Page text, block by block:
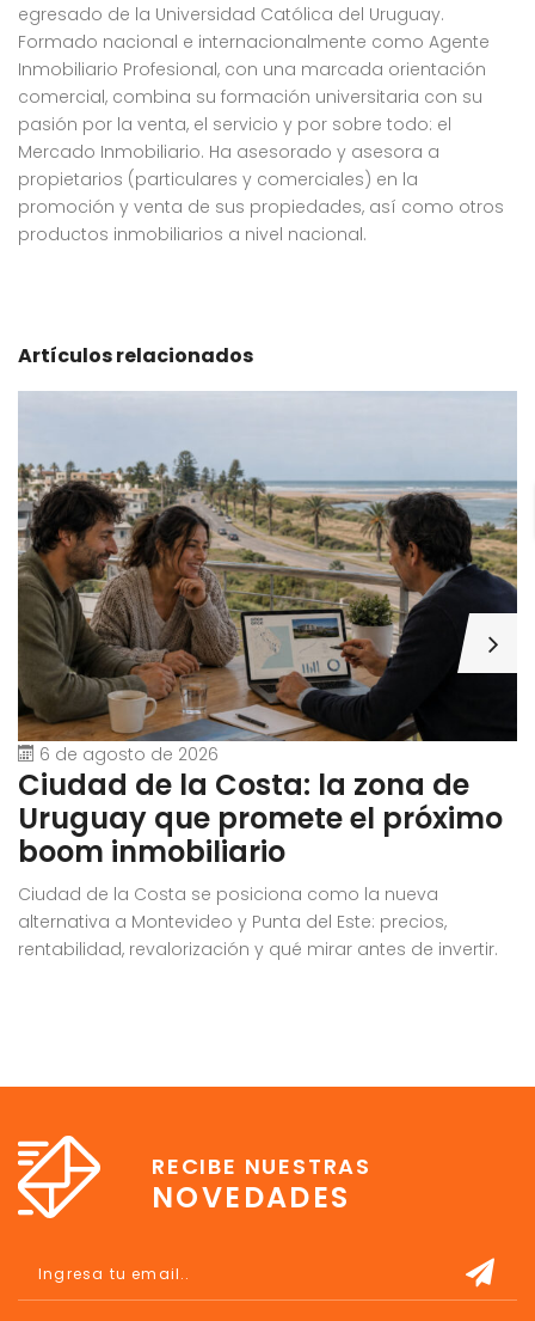
egresado de la Universidad Católica del Uruguay.
Formado nacional e internacionalmente como Agente
Inmobiliario Profesional, con una marcada orientación
comercial, combina su formación universitaria con su
pasión por la venta, el servicio y por sobre todo: el
Mercado Inmobiliario. Ha asesorado y asesora a
propietarios (particulares y comerciales) en la
promoción y venta de sus propiedades, así como otros
productos inmobiliarios a nivel nacional.
Artículos relacionados
6 de agosto de 2026
Ciudad de la Costa: la zona de
Uruguay que promete el próximo
boom inmobiliario
Ciudad de la Costa se posiciona como la nueva
alternativa a Montevideo y Punta del Este: precios,
rentabilidad, revalorización y qué mirar antes de invertir.
RECIBE NUESTRAS
NOVEDADES